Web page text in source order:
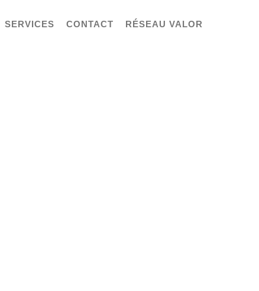
SERVICES CONTACT RÉSEAU VALOR